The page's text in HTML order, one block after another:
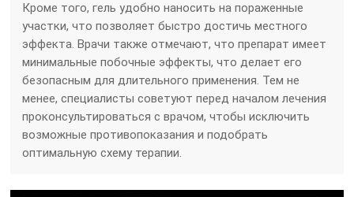
Кроме того, гель удобно наносить на пораженные
участки, что позволяет быстро достичь местного
эффекта. Врачи также отмечают, что препарат имеет
минимальные побочные эффекты, что делает его
безопасным для длительного применения. Тем не
менее, специалисты советуют перед началом лечения
проконсультироваться с врачом, чтобы исключить
возможные противопоказания и подобрать
оптимальную схему терапии.